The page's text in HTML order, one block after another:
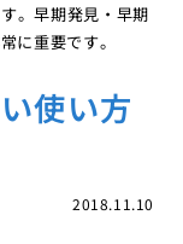
。早期発見・早期
に重要です。
使い方
2018.11.10